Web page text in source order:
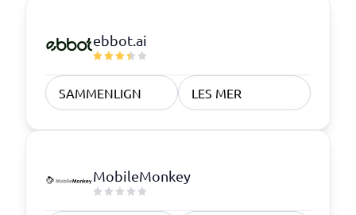
ebbot.ai
SAMMENLIGN LES MER
MobileMonkey